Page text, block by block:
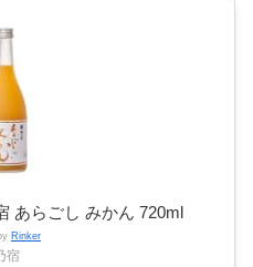
あらごし みかん 720ml
Rinker
宿